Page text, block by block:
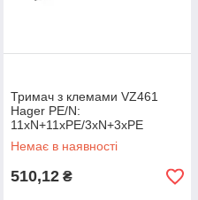
Тримач з клемами VZ461
Hager PE/N:
11xN+11xPE/3xN+3xPE
Немає в наявності
510,12 ₴